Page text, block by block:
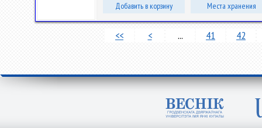
Добавить в корзину Места хранения
<< < ... 41 42